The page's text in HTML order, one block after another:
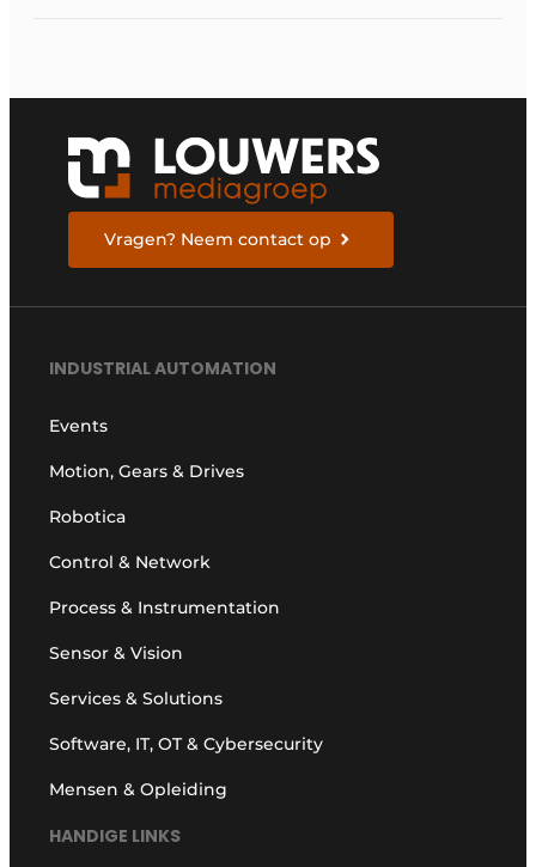
Vragen? Neem contact op
INDUSTRIAL AUTOMATION
Events
Motion, Gears & Drives
Robotica
Control & Network
Process & Instrumentation
Sensor & Vision
Services & Solutions
Software, IT, OT & Cybersecurity
Mensen & Opleiding
HANDIGE LINKS